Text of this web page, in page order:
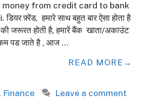
from credit card to bank
फ़्रेंड, हमारे साथ बहुत बार ऐसा होता है
जरूरत होती है, हमारें बैंक खाता/अकाउंट
कम पड जाते है , आज …
READ MORE
, Finance Leave a comment